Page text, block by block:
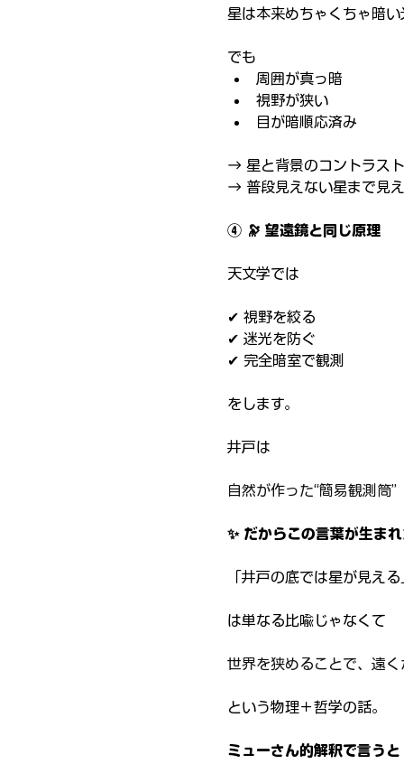
星は本来めちゃくちゃ暗い
でも
周囲が真っ暗
視野が狭い
目が暗順応済み
→ 星と背景のコントラス
→ 普段見えない星まで見
④ 🔭 望遠鏡と同じ原理
天文学では
✔ 視野を絞る
✔ 迷光を防ぐ
✔ 完全暗室で観測
をします。
井戸は
自然が作った“簡易観測筒”
✨ だからこの言葉が生まれ
「井戸の底では星が見える
は単なる比喩じゃなくて
世界を狭めることで、遠く
という物理＋哲学の話。
ミューさん的解釈で言うと